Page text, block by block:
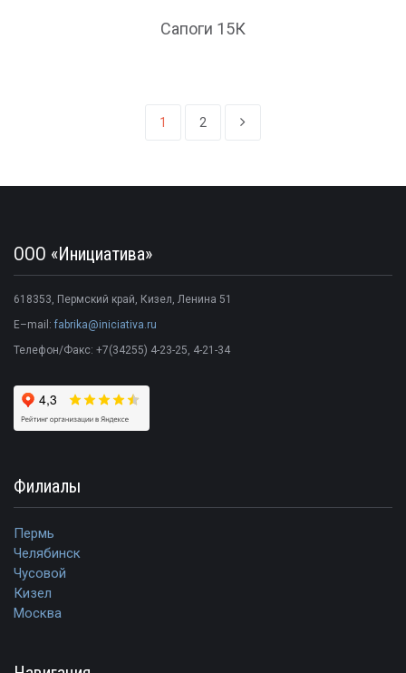
Сапоги 15К
1 2
ООО «Инициатива»
618353, Пермский край, Кизел, Ленина 51
E–mail: fabrika@iniciativa.ru
Телефон/Факс: +7(34255) 4-23-25, 4-21-34
Филиалы
Пермь
Челябинск
Чусовой
Кизел
Москва